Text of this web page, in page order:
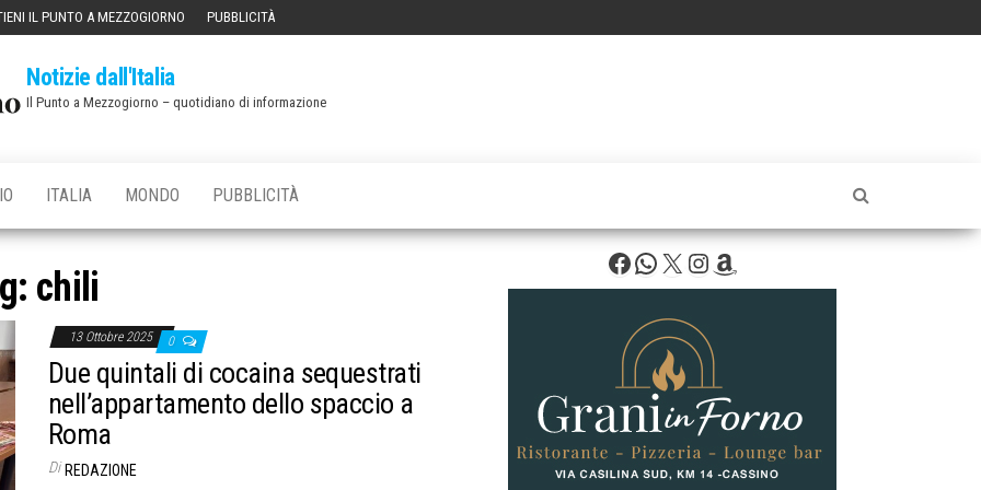
IL PUNTO A MEZZOGIORNO PUBBLICITÀ
Notizie dall'Italia
Il Punto a Mezzogiorno – quotidiano di informazione
ITALIA MONDO PUBBLICITÀ
chili
13 Ottobre 2025 0
Due quintali di cocaina sequestrati
nell’appartamento dello spaccio a
Roma
Di REDAZIONE
Facebook
WhatsApp
X Instagram
Amazon